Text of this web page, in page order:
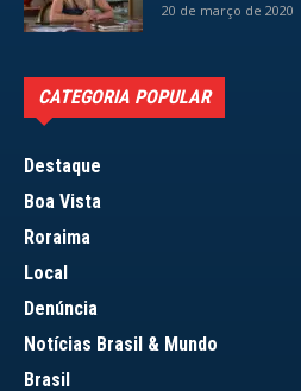
20 de março de 2020
CATEGORIA POPULAR
Destaque
Boa Vista
Roraima
Local
Denúncia
Notícias Brasil & Mundo
Brasil